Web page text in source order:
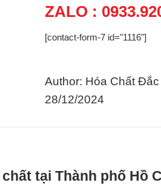
ZALO :
[contact-form-7 id="1116"]
Author: Hóa Chất
28/12/2024
tại Thành phố Hồ